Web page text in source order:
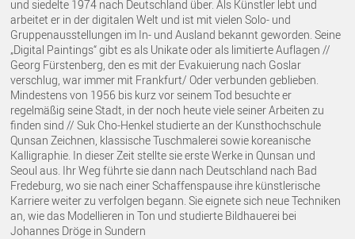
und siedelte 1974 nach Deutschland über. Als Künstler lebt und
arbeitet er in der digitalen Welt und ist mit vielen Solo- und
Gruppenausstellungen im In- und Ausland bekannt geworden. Seine
„Digital Paintings“ gibt es als Unikate oder als limitierte Auflagen //
Georg Fürstenberg, den es mit der Evakuierung nach Goslar
verschlug, war immer mit Frankfurt/ Oder verbunden geblieben.
Mindestens von 1956 bis kurz vor seinem Tod besuchte er
regelmäßig seine Stadt, in der noch heute viele seiner Arbeiten zu
finden sind // Suk Cho-Henkel studierte an der Kunsthochschule
Qunsan Zeichnen, klassische Tuschmalerei sowie koreanische
Kalligraphie. In dieser Zeit stellte sie erste Werke in Qunsan und
Seoul aus. Ihr Weg führte sie dann nach Deutschland nach Bad
Fredeburg, wo sie nach einer Schaffenspause ihre künstlerische
Karriere weiter zu verfolgen begann. Sie eignete sich neue Techniken
an, wie das Modellieren in Ton und studierte Bildhauerei bei
Johannes Dröge in Sundern